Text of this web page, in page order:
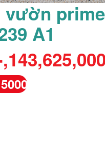
vườn prime
A1